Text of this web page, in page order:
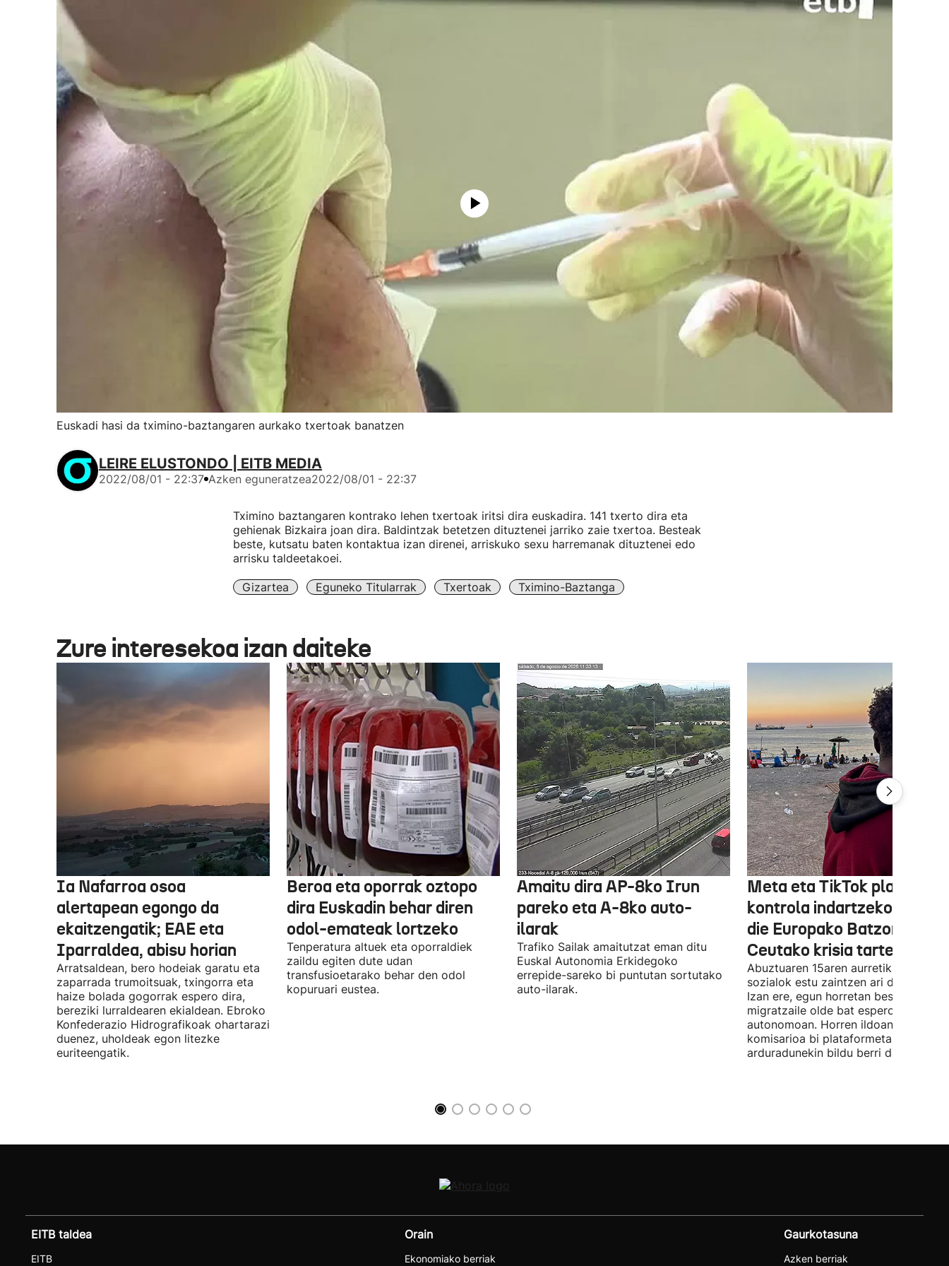
Euskadi hasi da tximino-baztangaren aurkako txertoak banatzen
LEIRE ELUSTONDO | EITB MEDIA
2022/08/01 - 22:37 Azken eguneratzea2022/08/01 - 22:37
Tximino baztangaren kontrako lehen txertoak iritsi dira euskadira. 141 txerto dira eta
gehienak Bizkaira joan dira. Baldintzak betetzen dituztenei jarriko zaie txertoa. Besteak
beste, kutsatu baten kontaktua izan direnei, arriskuko sexu harremanak dituztenei edo
arrisku taldeetakoei.
Gizartea Eguneko Titularrak Txertoak Tximino-Baztanga
Zure interesekoa izan daiteke
Ia Nafarroa osoa
alertapean egongo da
ekaitzengatik; EAE eta
Iparraldea, abisu horian
Arratsaldean, bero hodeiak garatu eta
zaparrada trumoitsuak, txingorra eta
haize bolada gogorrak espero dira,
bereziki lurraldearen ekialdean. Ebroko
Konfederazio Hidrografikoak ohartarazi
duenez, uholdeak egon litezke
euriteengatik.
Beroa eta oporrak oztopo
dira Euskadin behar diren
odol-emateak lortzeko
Tenperatura altuek eta oporraldiek
zaildu egiten dute udan
transfusioetarako behar den odol
kopuruari eustea.
Amaitu dira AP-8ko Irun
pareko eta A-8ko auto-
ilarak
Trafiko Sailak amaitutzat eman ditu
Euskal Autonomia Erkidegoko
errepide-sareko bi puntutan sortutako
auto-ilarak.
Meta eta TikTok
kontrola indartzeko eskatu
die Europako Batzordeak,
Ceutako krisia tarteko
Abuztuaren 15aren aurretik, sare
sozialok estu zaintzen ari da Brusela.
Izan ere, egun horretan beste
migratzaile olde bat espero da hiri
autonomoan. Horren ildoan,
komisarioa bi plataformetako
arduradunekin bildu berri da.
EITB taldea
EITB
Orain
Ekonomiako berriak
Gaurkotasuna
Azken berriak